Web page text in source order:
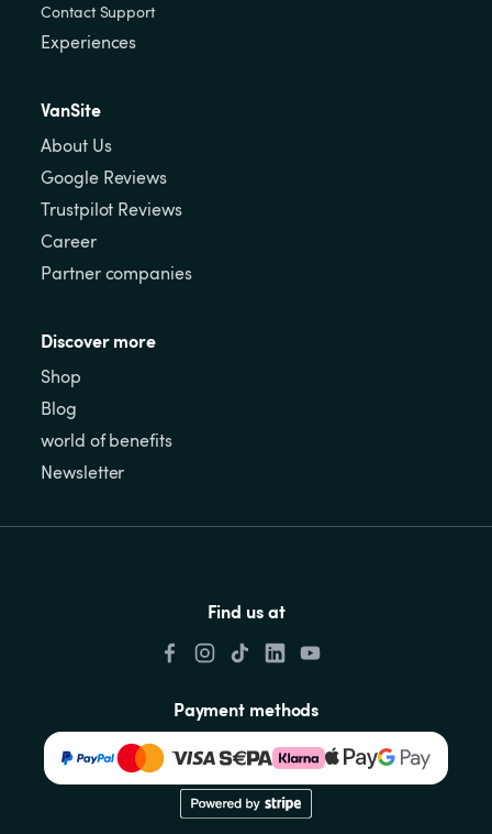
Contact Support
Experiences
VanSite
About Us
Google Reviews
Trustpilot Reviews
Career
Partner companies
Discover more
Shop
Blog
world of benefits
Newsletter
Find us at
Payment methods